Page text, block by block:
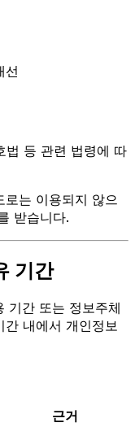
선
법 등 관련 법령에 따
는 이용되지 않으
받습니다.
기간
기간 또는 정보주체
간 내에서 개인정보
근거